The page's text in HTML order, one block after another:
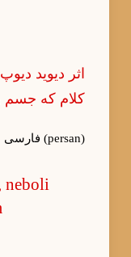
کلام که
فارسی (persan)
neboli